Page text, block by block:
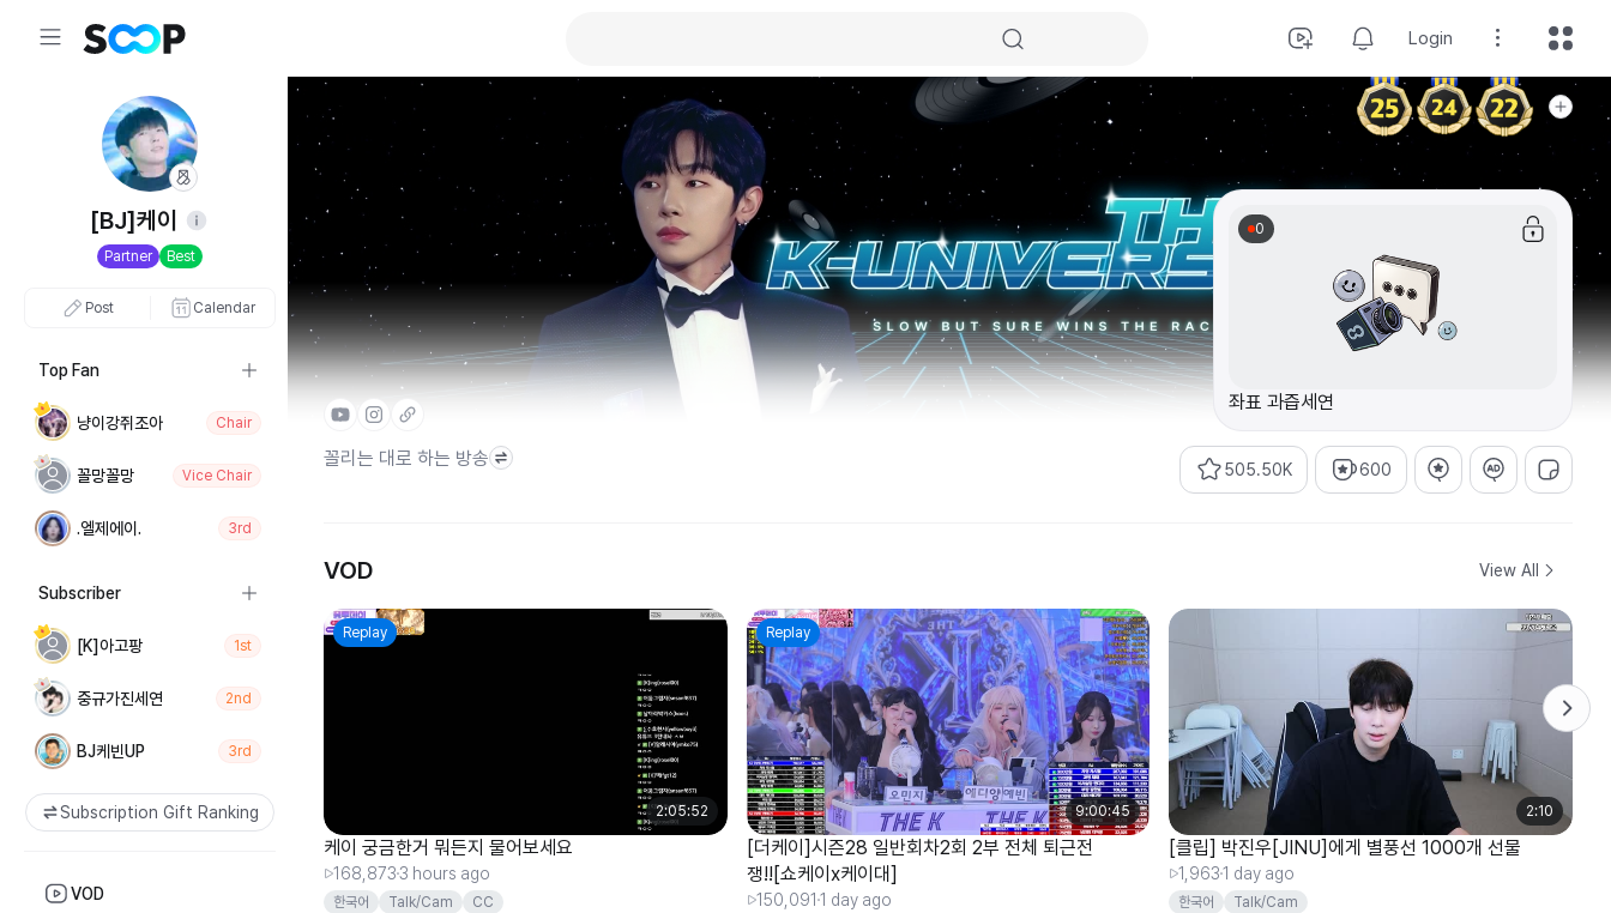
Login
[BJ]케이
Partner Best
Post Calendar
Top Fan
냥이강쥐조아 Chair
꼴망꼴망 Vice Chair
.엘제에이. 3rd
Subscriber
[K]아고팡 1st
중규가진세연 2nd
BJ케빈UP 3rd
Subscription Gift Ranking
VOD
꼴리는 대로 하는 방송 505.50K 600
0
좌표 과즙세연
VOD View All
Replay
2:05:52
케이 궁금한거 뭐든지 물어보세요
168,8733 hours ago
한국어 Talk/Cam CC
Replay
9:00:45
[더케이]시즌28 일반회차2회 2부 전체 퇴근전
쟁!![쇼케이x케이대]
150,091 1 day ago
2:10
[클립] 박진우[JINU]에게 별풍선 1000개 선물
1,9631 day ago
한국어 Talk/Cam